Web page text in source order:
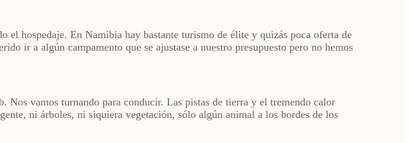
el hospedaje. En Namibia hay bastante turismo de élite y quizás poca oferta de
ir a algún campamento que se ajustase a nuestro presupuesto pero no hemos
vamos turnando para conducir. Las pistas de tierra y el tremendo calor
ni árboles, ni siquiera vegetación, sólo algún animal a los bordes de los